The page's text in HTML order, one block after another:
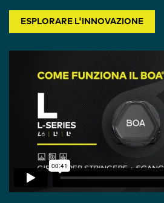
ESPLORARE L'INNOVAZIONE